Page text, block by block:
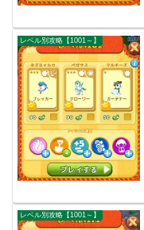
レベル別攻略【1001～】
レベル別攻略【1001～】